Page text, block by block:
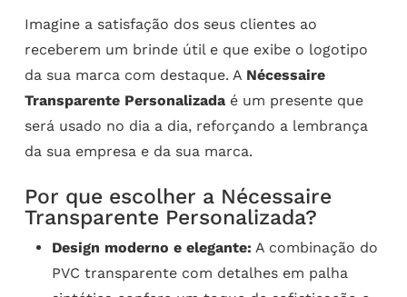
Imagine a satisfação dos seus clientes ao
receberem um brinde útil e que exibe o logotipo
da sua marca com destaque. A Nécessaire
Transparente Personalizadaé um presente que
será usado no dia a dia, reforçando a lembrança
da sua empresa e da sua marca.
Por que escolher a Nécessaire
Transparente Personalizada?
Design moderno e elegante: A combinação do
PVC transparente com detalhes em palha